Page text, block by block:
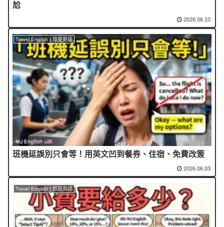
尬
2026.06.10
Travel English | 旅遊英語
班機延誤別只會等！用英文凹到餐券、住宿、免費改簽
2026.06.03
Travel English | 旅遊英語